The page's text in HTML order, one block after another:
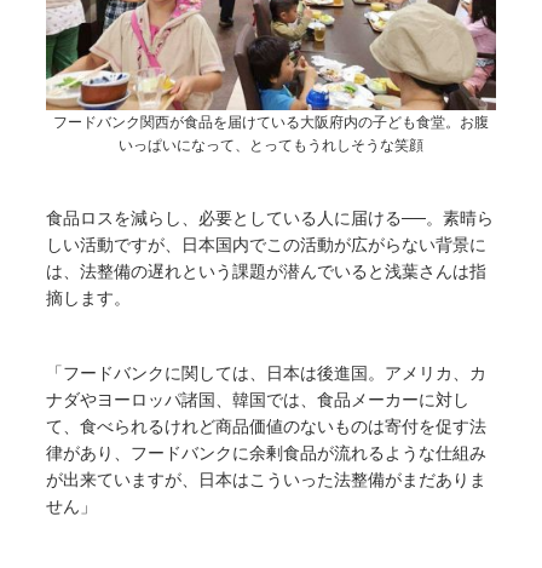
フードバンク関西が食品を届けている大阪府内の子ども食堂。お腹
いっぱいになって、とってもうれしそうな笑顔
食品ロスを減らし、必要としている人に届ける──。素晴ら
しい活動ですが、日本国内でこの活動が広がらない背景に
は、法整備の遅れという課題が潜んでいると浅葉さんは指
摘します。
「フードバンクに関しては、日本は後進国。アメリカ、カ
ナダやヨーロッパ諸国、韓国では、食品メーカーに対し
て、食べられるけれど商品価値のないものは寄付を促す法
律があり、フードバンクに余剰食品が流れるような仕組み
が出来ていますが、日本はこういった法整備がまだありま
せん」